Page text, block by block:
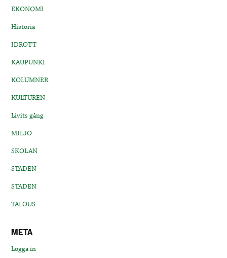
EKONOMI
Historia
IDROTT
KAUPUNKI
KOLUMNER
KULTUREN
Livits gång
MILJÖ
SKOLAN
STADEN
STADEN
TALOUS
META
Logga in